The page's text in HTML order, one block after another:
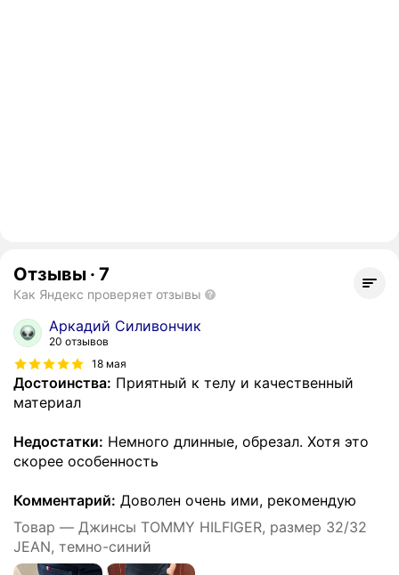
Отзывы · 7
Как Яндекс проверяет отзывы
Аркадий Силивончик
20 отзывов
18 мая
Достоинства: Приятный к телу и качественный
материал
Недостатки: Немного длинные, обрезал. Хотя это
скорее особенность
Комментарий: Доволен очень ими, рекомендую
Товар — Джинсы TOMMY HILFIGER, размер 32/32
JEAN, темно-синий